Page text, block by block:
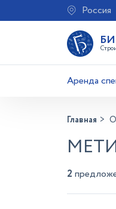
Россия
Аренда
Главная
2